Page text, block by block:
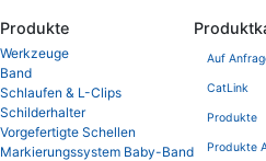
Produkte
Werkzeuge
Band
Schlaufen & L-Clips
Schilderhalter
Vorgefertigte Schellen
Markierungssystem Baby-Band
Auf
CatLink
Produkte
Produkte